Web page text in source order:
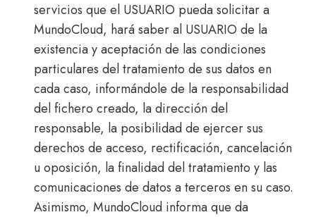
servicios que el USUARIO pueda solicitar a
MundoCloud, hará saber al USUARIO de la
existencia y aceptación de las condiciones
particulares del tratamiento de sus datos en
cada caso, informándole de la responsabilidad
del fichero creado, la dirección del
responsable, la posibilidad de ejercer sus
derechos de acceso, rectificación, cancelación
u oposición, la finalidad del tratamiento y las
comunicaciones de datos a terceros en su caso.
Asimismo, MundoCloud informa que da